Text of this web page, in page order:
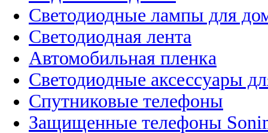
Светодиодные лампы для
Светодиодная лента
Автомобильная пленка
Светодиодные аксессуары
Спутниковые телефоны
Защищенные телефоны